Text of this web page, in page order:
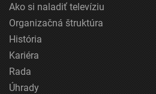
Ako si naladiť televíziu
Organizačná štruktúra
História
Kariéra
Rada
Úhrady